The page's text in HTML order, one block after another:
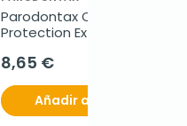
Parodontax Complete
Protection Extra Fresh
8,65 €
Añadir al carrito